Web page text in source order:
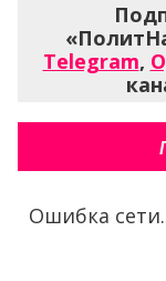
Telegram,
Ошибка